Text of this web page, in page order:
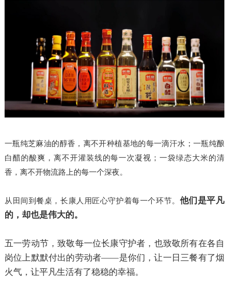
一瓶纯芝麻油的醇香，离不开种植基地的每一滴汗水；一瓶纯酿
白醋的酸爽，离不开灌装线的每一次凝视；一袋绿态大米的清
香，离不开物流路上的每一个深夜。
从田间到餐桌，长康人用匠心守护着每一个环节。 他们是平凡
的，却也是伟大的。
五一劳动节，致敬每一位长康守护者，也致敬所有在各自
岗位上默默付出的劳动者——是你们，让一日三餐有了烟
火气，让平凡生活有了稳稳的幸福。